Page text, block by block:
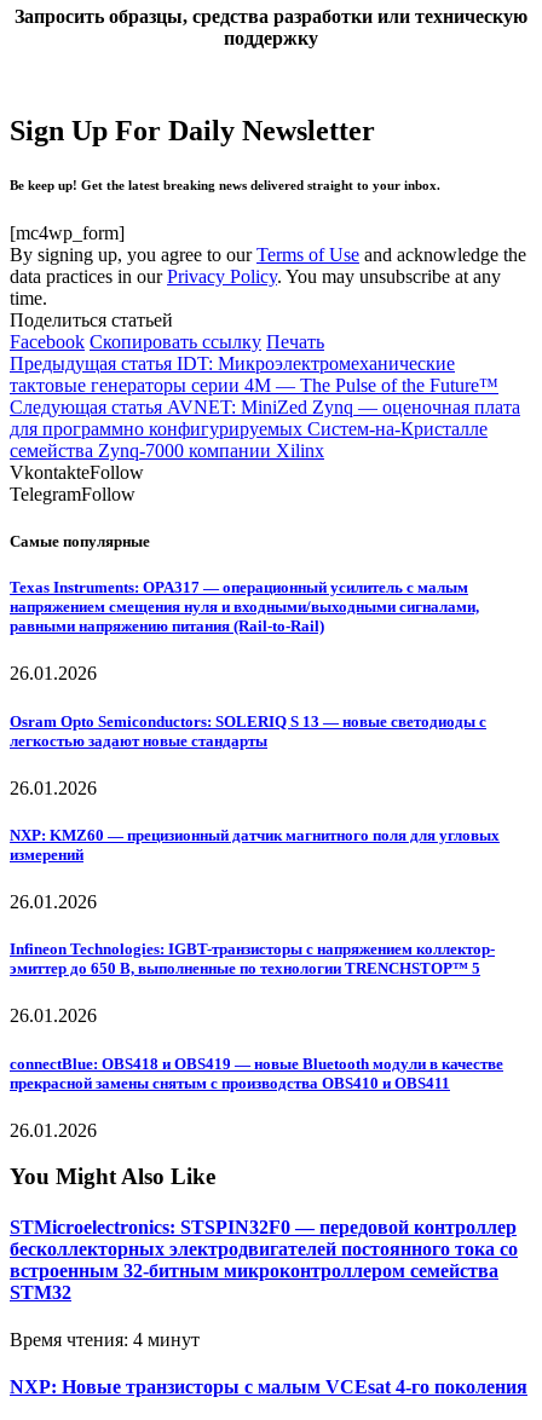
Запросить образцы, средства разработки или техническую
поддержку
Sign Up For Daily Newsletter
Be keep up! Get the latest breaking news delivered straight to your inbox.
[mc4wp_form]
By signing up, you agree to ourTerms of Use and acknowledge the
data practices in ourPrivacy Policy. You may unsubscribe at any
time.
Поделиться статьей
Facebook Скопировать ссылку Печать
Предыдущая статья IDT: Микроэлектромеханические
тактовые генераторы серии 4M — The Pulse of the Future™
Следующая статья AVNET: MiniZed Zynq — оценочная плата
для программно конфигурируемых Систем-на-Кристалле
семейства Zynq-7000 компании Xilinx
VkontakteFollow
TelegramFollow
Самые популярные
Texas Instruments: OPA317 — операционный усилитель с малым
напряжением смещения нуля и входными/выходными сигналами,
равными напряжению питания (Rail-to-Rail)
26.01.2026
Osram Opto Semiconductors: SOLERIQ S 13 — новые светодиоды с
легкостью задают новые стандарты
26.01.2026
NXP: KMZ60 — прецизионный датчик магнитного поля для угловых
измерений
26.01.2026
Infineon Technologies: IGBT-транзисторы с напряжением коллектор-
эмиттер до 650 В, выполненные по технологии TRENCHSTOP™ 5
26.01.2026
connectBlue: OBS418 и OBS419 — новые Bluetooth модули в качестве
прекрасной замены снятым с производства OBS410 и OBS411
26.01.2026
You Might Also Like
STMicroelectronics: STSPIN32F0 — передовой контроллер
бесколлекторных электродвигателей постоянного тока со
встроенным 32-битным микроконтроллером семейства
STM32
Время чтения: 4 минут
NXP: Новые транзисторы с малым VCEsat 4-го поколения